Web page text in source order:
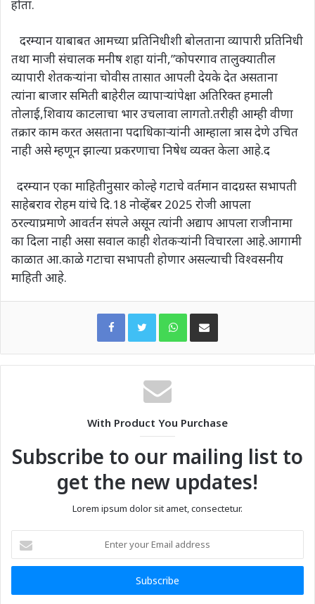
होता.
दरम्यान याबाबत आमच्या प्रतिनिधीशी बोलताना व्यापारी प्रतिनिधी
तथा माजी संचालक मनीष शहा यांनी,”कोपरगाव तालुक्यातील
व्यापारी शेतकऱ्यांना चोवीस तासात आपली देयके देत असताना
त्यांना बाजार समिती बाहेरील व्यापाऱ्यांपेक्षा अतिरिक्त हमाली
तोलाई,शिवाय काटलाचा भार उचलावा लागतो.तरीही आम्ही वीणा
तक्रार काम करत असताना पदाधिकाऱ्यांनी आम्हाला त्रास देणे उचित
नाही असे म्हणून झाल्या प्रकरणाचा निषेध व्यक्त केला आहे.द
दरम्यान एका माहितीनुसार कोल्हे गटाचे वर्तमान वादग्रस्त सभापती
साहेबराव रोहम यांचे दि.18 नोव्हेंबर 2025 रोजी आपला
ठरल्याप्रमाणे आवर्तन संपले असून त्यांनी अद्याप आपला राजीनामा
का दिला नाही असा सवाल काही शेतकऱ्यांनी विचारला आहे.आगामी
काळात आ.काळे गटाचा सभापती होणार असल्याची विश्वसनीय
माहिती आहे.
WhatsAppShare via Email
With Product You Purchase
Subscribe to our mailing list to
get the new updates!
Lorem ipsum dolor sit amet, consectetur.
your
Email